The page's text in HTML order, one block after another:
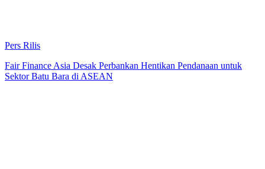
Pers Rilis
Fair Finance Asia Desak Perbankan Hentikan Pendanaan untuk
Sektor Batu Bara di ASEAN